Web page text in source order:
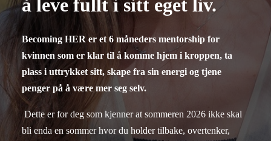
å leve fullt i sitt eget liv.
Becoming HER er et 6 måneders mentorship for
kvinnen som er klar til å komme hjem i kroppen, ta
plass i uttrykket sitt, skape fra sin energi og tjene
penger på å være mer seg selv.
Dette er for deg som kjenner at sommeren 2026 ikke skal
bli enda en sommer hvor du holder tilbake, overtenker,